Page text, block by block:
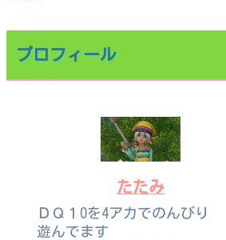
プロフィール
たたみ
ＤＱ１0を4アカでのんびり
遊んでます